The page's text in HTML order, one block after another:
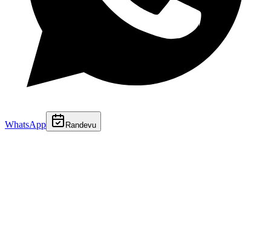
WhatsApp Randevu